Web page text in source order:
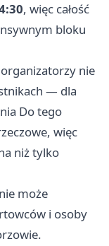
, więc całość
bloku
nie
— dla
Do tego
więc
niż tylko
może
i osoby